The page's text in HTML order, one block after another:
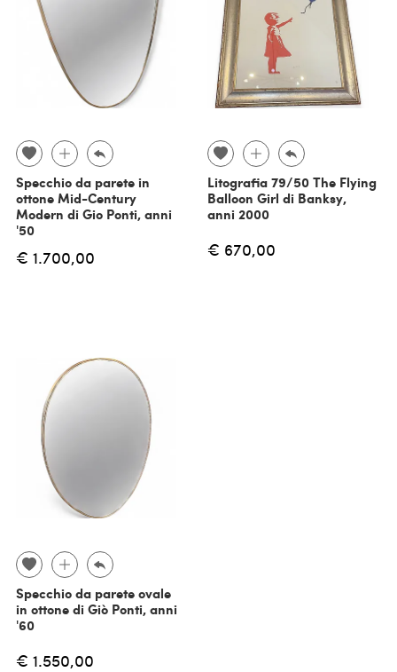
Specchio da parete in
ottone Mid-Century
Modern di Gio Ponti, anni
'50
€ 1.700,00
Litografia 79/50 The Flying
Balloon Girl di Banksy,
anni 2000
€ 670,00
Specchio da parete ovale
in ottone di Giò Ponti, anni
'60
€ 1.550,00